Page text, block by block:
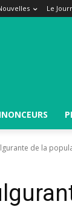
Le
de la